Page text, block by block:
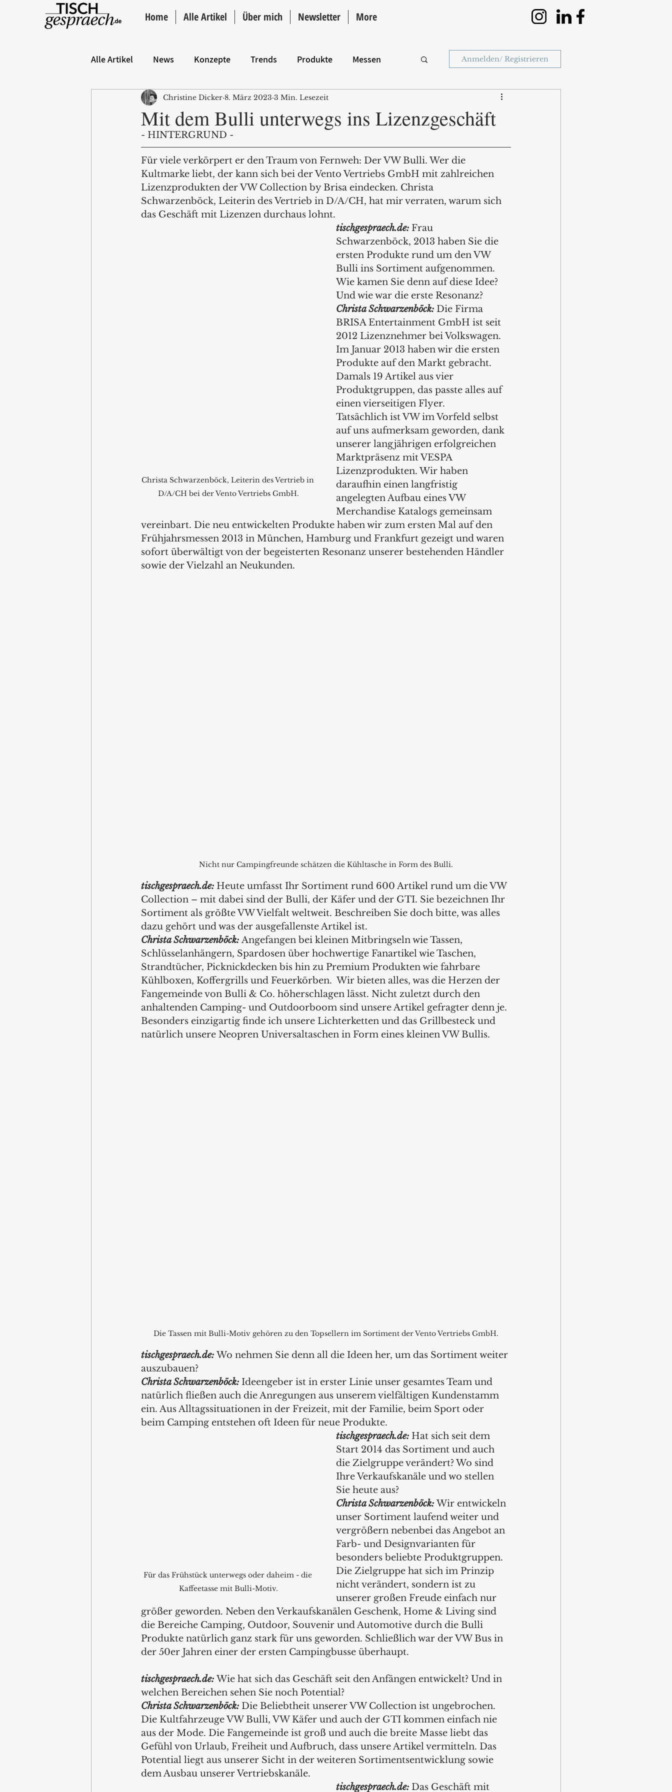
Home Alle Artikel Über mich Newsletter More
Alle Artikel News Konzepte Trends Produkte Messen
Hintergrund ANZEIGE Intro
Anmelden/ Registrieren
Mit dem Bulli unterwegs ins Lizenzgeschäft
Christine Dicker 8. März 2023 3 Min. Lesezeit
- HINTERGRUND -
Für viele verkörpert er den Traum von Fernweh: Der VW Bulli. Wer die
Kultmarke liebt, der kann sich bei der Vento Vertriebs GmbH mit zahlreichen
Lizenzprodukten der VW Collection by Brisa eindecken. Christa
Schwarzenböck, Leiterin des Vertrieb in D/A/CH, hat mir verraten, warum sich
das Geschäft mit Lizenzen durchaus lohnt.
Christa Schwarzenböck, Leiterin des Vertrieb in
D/A/CH bei der Vento Vertriebs GmbH.
tischgespraech.de: Frau
Schwarzenböck, 2013 haben Sie die
ersten Produkte rund um den VW
Bulli ins Sortiment aufgenommen.
Wie kamen Sie denn auf diese Idee?
Und wie war die erste Resonanz?
Christa Schwarzenböck: Die Firma
BRISA Entertainment GmbH ist seit
2012 Lizenznehmer bei Volkswagen.
Im Januar 2013 haben wir die ersten
Produkte auf den Markt gebracht.
Damals 19 Artikel aus vier
Produktgruppen, das passte alles auf
einen vierseitigen Flyer.
Tatsächlich ist VW im Vorfeld selbst
auf uns aufmerksam geworden, dank
unserer langjährigen erfolgreichen
Marktpräsenz mit VESPA
Lizenzprodukten. Wir haben
daraufhin einen langfristig
angelegten Aufbau eines VW
Merchandise Katalogs gemeinsam
vereinbart. Die neu entwickelten Produkte haben wir zum ersten Mal auf den
Frühjahrsmessen 2013 in München, Hamburg und Frankfurt gezeigt und waren
sofort überwältigt von der begeisterten Resonanz unserer bestehenden Händler
sowie der Vielzahl an Neukunden.
Nicht nur Campingfreunde schätzen die Kühltasche in Form des Bulli.
tischgespraech.de: Heute umfasst Ihr Sortiment rund 600 Artikel rund um die VW
Collection – mit dabei sind der Bulli, der Käfer und der GTI. Sie bezeichnen Ihr
Sortiment als größte VW Vielfalt weltweit. Beschreiben Sie doch bitte, was alles
dazu gehört und was der ausgefallenste Artikel ist.
Christa Schwarzenböck: Angefangen bei kleinen Mitbringseln wie Tassen,
Schlüsselanhängern, Spardosen über hochwertige Fanartikel wie Taschen,
Strandtücher, Picknickdecken bis hin zu Premium Produkten wie fahrbare
Kühlboxen, Koffergrills und Feuerkörben.  Wir bieten alles, was die Herzen der
Fangemeinde von Bulli & Co. höherschlagen lässt. Nicht zuletzt durch den
anhaltenden Camping- und Outdoorboom sind unsere Artikel gefragter denn je.
Besonders einzigartig finde ich unsere Lichterketten und das Grillbesteck und
natürlich unsere Neopren Universaltaschen in Form eines kleinen VW Bullis.
Die Tassen mit Bulli-Motiv gehören zu den Topsellern im Sortiment der Vento Vertriebs GmbH.
tischgespraech.de: Wo nehmen Sie denn all die Ideen her, um das Sortiment weiter
auszubauen?
Christa Schwarzenböck: Ideengeber ist in erster Linie unser gesamtes Team und
natürlich fließen auch die Anregungen aus unserem vielfältigen Kundenstamm
ein. Aus Alltagssituationen in der Freizeit, mit der Familie, beim Sport oder
beim Camping entstehen oft Ideen für neue Produkte.
Für das Frühstück unterwegs oder daheim - die
Kaffeetasse mit Bulli-Motiv.
tischgespraech.de: Hat sich seit dem
Start 2014 das Sortiment und auch
die Zielgruppe verändert? Wo sind
Ihre Verkaufskanäle und wo stellen
Sie heute aus?
Christa Schwarzenböck: Wir entwickeln
unser Sortiment laufend weiter und
vergrößern nebenbei das Angebot an
Farb- und Designvarianten für
besonders beliebte Produktgruppen.
Die Zielgruppe hat sich im Prinzip
nicht verändert, sondern ist zu
unserer großen Freude einfach nur
größer geworden. Neben den Verkaufskanälen Geschenk, Home & Living sind
die Bereiche Camping, Outdoor, Souvenir und Automotive durch die Bulli
Produkte natürlich ganz stark für uns geworden. Schließlich war der VW Bus in
der 50er Jahren einer der ersten Campingbusse überhaupt.
tischgespraech.de: Wie hat sich das Geschäft seit den Anfängen entwickelt? Und in
welchen Bereichen sehen Sie noch Potential?
Christa Schwarzenböck: Die Beliebtheit unserer VW Collection ist ungebrochen.
Die Kultfahrzeuge VW Bulli, VW Käfer und auch der GTI kommen einfach nie
aus der Mode. Die Fangemeinde ist groß und auch die breite Masse liebt das
Gefühl von Urlaub, Freiheit und Aufbruch, dass unsere Artikel vermitteln. Das
Potential liegt aus unserer Sicht in der weiteren Sortimentsentwicklung sowie
dem Ausbau unserer Vertriebskanäle.
tischgespraech.de: Das Geschäft mit